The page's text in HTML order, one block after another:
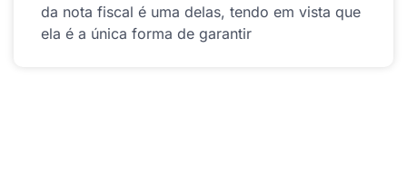
da nota fiscal é uma delas, tendo em vista que
ela é a única forma de garantir